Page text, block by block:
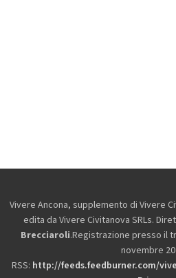
Vivere Ancona, supplemento di Vivere
edita da Vivere Civitanova SRLs.
Brecciaroli.Registrazione presso il
novembre
RSS: http://feeds.feedburner.com/